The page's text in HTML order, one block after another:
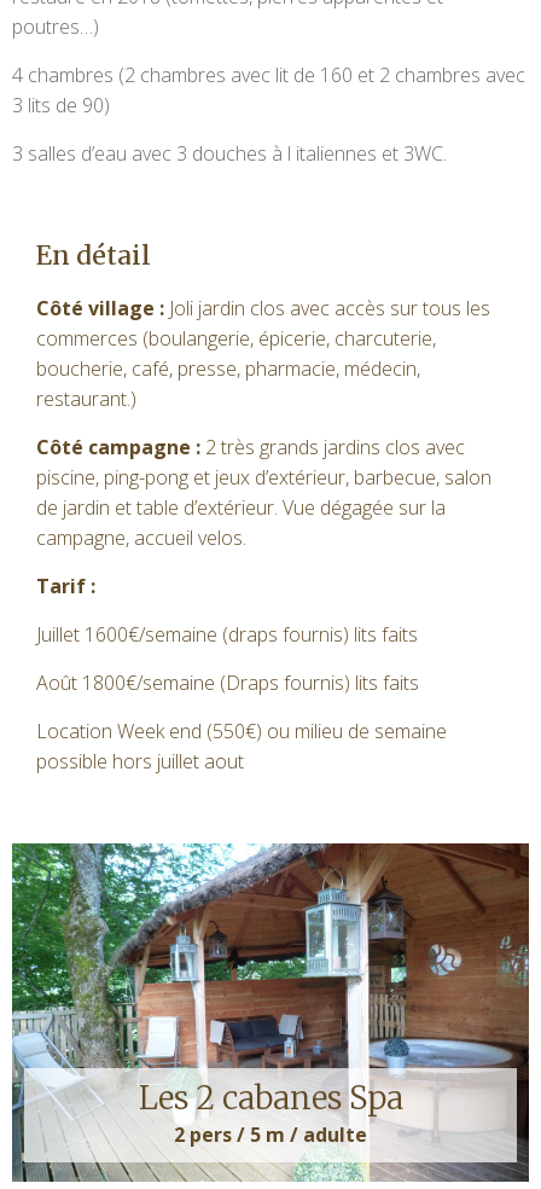
poutres…)
4 chambres (2 chambres avec lit de 160 et 2 chambres avec
3 lits de 90)
3 salles d’eau avec 3 douches à l italiennes et 3WC.
En détail
Côté village : Joli jardin clos avec accès sur tous les
commerces (boulangerie, épicerie, charcuterie,
boucherie, café, presse, pharmacie, médecin,
restaurant.)
Côté campagne : 2 très grands jardins clos avec
piscine, ping-pong et jeux d’extérieur, barbecue, salon
de jardin et table d’extérieur. Vue dégagée sur la
campagne, accueil velos.
Tarif :
Juillet 1600€/semaine (draps fournis) lits faits
Août 1800€/semaine (Draps fournis) lits faits
Location Week end (550€) ou milieu de semaine
possible hors juillet aout
Les 2 cabanes Spa
2 pers / 5 m / adulte